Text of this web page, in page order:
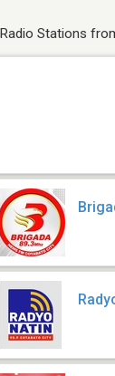
Stations